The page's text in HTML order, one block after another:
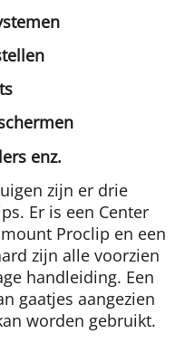
enz.
zijn er drie
Er is een Center
Proclip en een
zijn alle voorzien
handleiding. Een
gaatjes aangezien
worden gebruikt.